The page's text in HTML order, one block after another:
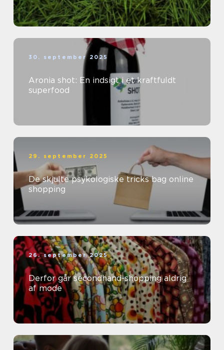
30. september 2025
Aronia shot: En indsigt i et kraftfuldt
superfood
29. september 2025
De skjulte psykologiske tricks bag online
shopping
26. september 2025
Derfor går secondhand-shopping aldrig
af mode